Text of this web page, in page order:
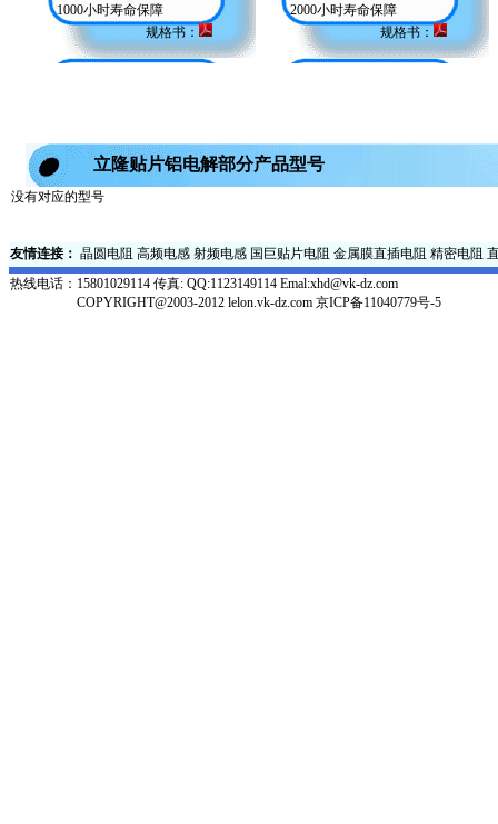
1000小时寿命保障
规格书：
2000小时寿命保障
规格书：
立隆贴片铝电解部分产品型号
没有对应的型号
友情连接： 晶圆电阻 高频电感 射频电感 国巨贴片电阻 金属膜直插电阻 精密电阻
热线电话： 15801029114 传真: QQ:1123149114 Emal:xhd@vk-dz.com
COPYRIGHT@2003-2012 lelon.vk-dz.com 京ICP备11040779号-5